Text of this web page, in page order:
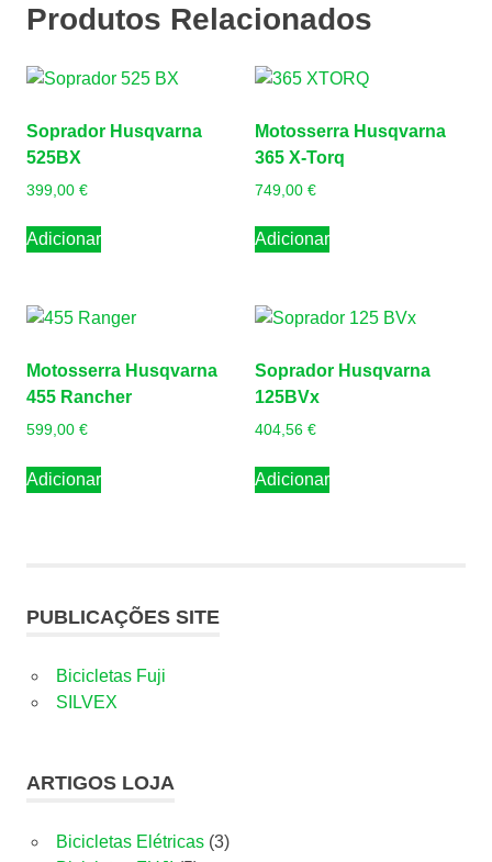
Produtos Relacionados
Soprador Husqvarna
525BX
399,00 €
Adicionar
Motosserra Husqvarna
365 X-Torq
749,00 €
Adicionar
Motosserra Husqvarna
455 Rancher
599,00 €
Adicionar
Soprador Husqvarna
125BVx
404,56 €
Adicionar
PUBLICAÇÕES SITE
Bicicletas Fuji
SILVEX
ARTIGOS LOJA
Bicicletas Elétricas 33